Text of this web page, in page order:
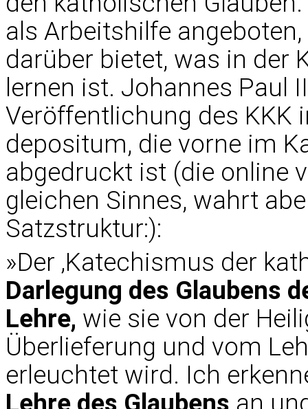
als Arbeitshilfe
darüber bietet, was in der
lernen ist. Johannes Paul
Veröffentlichung des KKK
depositum, die vorne im
abgedruckt ist (die online
gleichen Sinnes, wahrt
Satzstruktur:):
»Der ‚Katechismus der
Darlegung des Glaubens
Lehre, wie sie von der
Überlieferung und vom
erleuchtet wird. Ich